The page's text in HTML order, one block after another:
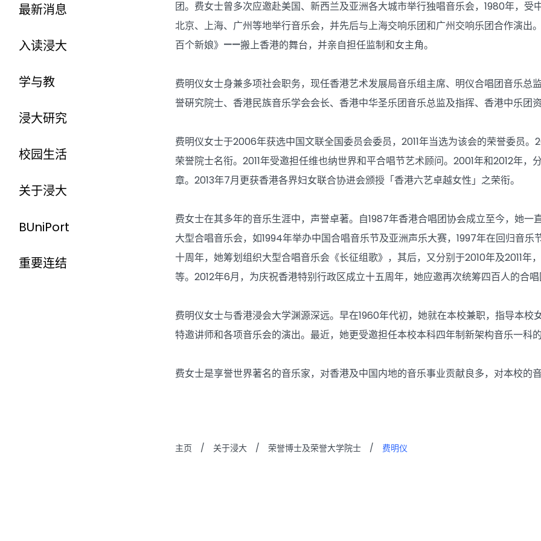
最新消息
入读浸大
学与教
浸大研究
校园生活
关于浸大
BUniPort
重要连结
团。费女士曾多次应邀赴美国、新西兰及亚洲各大城市举行独唱音乐会，1980年，
北京、上海、广州等地举行音乐会，并先后与上海交响乐团和广州交响乐团合作演出
百个新娘》 ——搬上香港的舞台，并亲自担任监制和女主角。
费明仪女士身兼多项社会职务，现任香港艺术发展局音乐组主席、明仪合唱团音乐
誉硏究院士、香港民族音乐学会会长、香港中华圣乐团音乐总监及指挥、香港中乐团
费明仪女士于2006年获选中国文联全国委员会委员，2011年当选为该会的荣誉委员
荣誉院士名衔。2011年受邀担任维也纳世界和平合唱节艺术顾问。2001年和2012年
章。2013年7月更获香港各界妇女联合协进会颁授「香港六艺卓越女性」之荣衔。
费女士在其多年的音乐生涯中，声誉卓著。自1987年香港合唱团协会成立至今，她
大型合唱音乐会，如1994年举办中国合唱音乐节及亚洲声乐大赛，1997年在回归音
十周年，她筹划组织大型合唱音乐会《长征组歌》，其后，又分别于2010年及2011
等。2012年6月，为庆祝香港特别行政区成立十五周年，她应邀再次统筹四百人的合
费明仪女士与香港浸会大学渊源深远。早在1960年代初，她就在本校兼职，指导本
特邀讲师和各项音乐会的演出。最近，她更受邀担任本校本科四年制新架构音乐一科
费女士是享誉世界著名的音乐家，对香港及中国内地的音乐事业贡献良多，对本校的
主页 / 关于浸大 / 荣誉博士及荣誉大学院士 / 费明仪